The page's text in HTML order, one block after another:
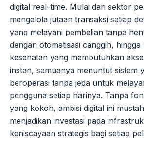
digital real-time. Mulai dari sektor
mengelola jutaan transaksi setiap
yang melayani pembelian tanpa
dengan otomatisasi canggih, hingga
kesehatan yang membutuhkan
instan, semuanya menuntut sistem
beroperasi tanpa jeda untuk
pengguna setiap harinya. Tanpa
yang kokoh, ambisi digital ini
menjadikan investasi pada
keniscayaan strategis bagi setiap